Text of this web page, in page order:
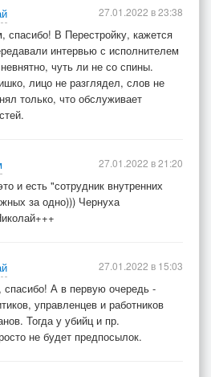
кишки.
ж,
будем труп,
кадке нож,
телка,
рассек.
обзор!
помост.
помет,
спасибо! В Перестройку, кажется
интервью с исполнителем
чуть ли не со спины.
лицо не разглядел, слов не
только, что обслуживает
27.01.2022 в 23:38
и есть "сотрудник внутренних
за одно))) Чернуха
27.01.2022 в 21:20
спасибо! А в первую очередь -
управленцев и работников
Тогда у убийц и пр.
не будет предпосылок.
27.01.2022 в 15:03